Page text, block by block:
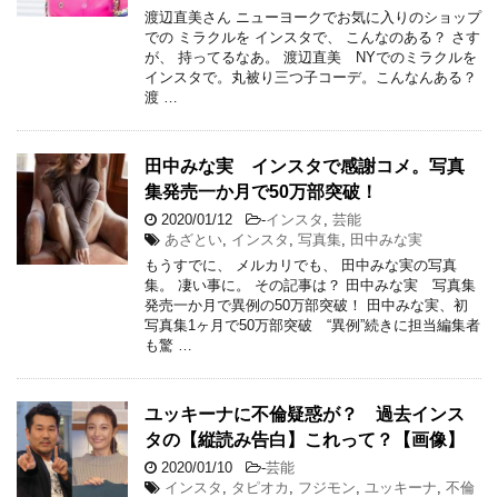
渡辺直美さん ニューヨークでお気に入りのショップ
での ミラクルを インスタで、 こんなのある？ さす
が、 持ってるなあ。 渡辺直美 NYでのミラクルを
インスタで。丸被り三つ子コーデ。こんなんある？
渡 …
田中みな実 インスタで感謝コメ。写真
集発売一か月で50万部突破！
2020/01/12 -インスタ
芸能
あざとい インスタ 写真集
田中みな実
もうすでに、 メルカリでも、 田中みな実の写真
集。 凄い事に。 その記事は？ 田中みな実 写真集
発売一か月で異例の50万部突破！ 田中みな実、初
写真集1ヶ月で50万部突破 “異例”続きに担当編集者
も驚 …
ユッキーナに不倫疑惑が？ 過去インス
タの【縦読み告白】これって？【画像】
2020/01/10 -芸能
インスタ
タピオカ フジモン ユッキーナ 不倫